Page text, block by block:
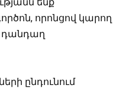
որոնցով կարող
դանդաղ
ընդունում